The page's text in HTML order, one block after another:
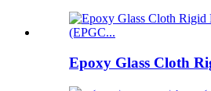
Epoxy Glass Cloth